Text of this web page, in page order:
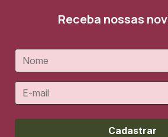
Receba nossas
Cadastrar